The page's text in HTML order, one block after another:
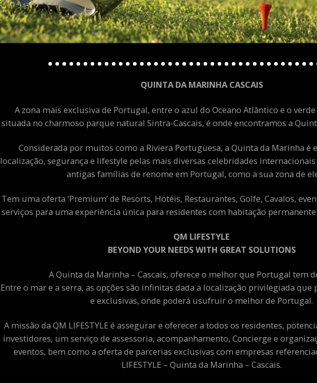
QUINTA DA MARINHA CASCAIS
A zona mais exclusiva de Portugal, entre o azul do Oceano Atlântico e o
situada no charmoso parque natural Sintra-Cascais, é onde encontramos a
Considerada por muitos como a Riviera Portuguesa, a Quinta da Marinha é
localização, segurança e lifestyle pelas mais diversas celebridades
antigas famílias de renome em Portugal, como a sua zona de
Tem uma oferta ‘Premium’ de Resorts, Hotéis, Restaurantes, Golfe, Cavalos,
serviços para uma experiência única para residentes com habitação
QM LIFESTYLE
BEYOND YOUR NEEDS WITH GREAT SOLUTIONS
A Quinta da Marinha – Cascais, oferece o melhor que Portugal tem
Entre o mar e a serra, as opções são infinitas dada a localização privilegiada
e exclusivas, onde poderá usufruir o melhor de Portugal.
A missão da QM LIFESTYLE é assegurar e oferecer a todos os residentes,
investidores, um serviço de assessoria, acompanhamento, Concierge e
eventos, bem como a oferta de parcerias exclusivas com empresas
LIFESTYLE – Quinta da Marinha – Cascais.